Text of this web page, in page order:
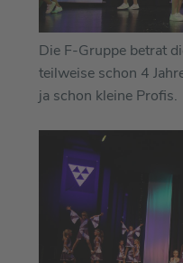
Die F-Gruppe betrat
teilweise schon 4
ja schon kleine Profis.